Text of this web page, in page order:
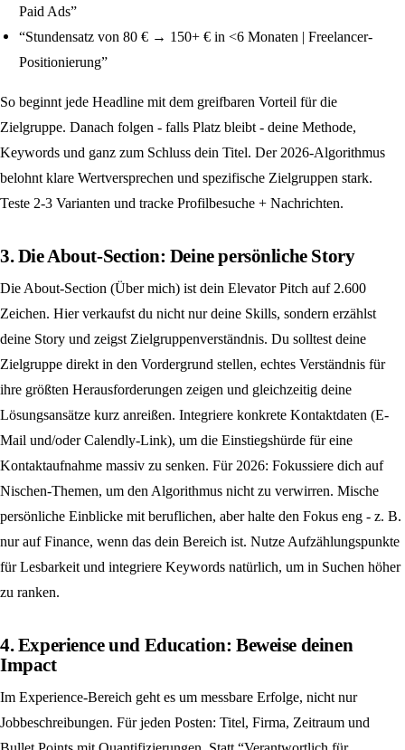
Paid Ads”
“Stundensatz von 80 € → 150+ € in <6 Monaten | Freelancer-
Positionierung”
So beginnt jede Headline mit dem greifbaren Vorteil für die
Zielgruppe. Danach folgen - falls Platz bleibt - deine Methode,
Keywords und ganz zum Schluss dein Titel. Der 2026-Algorithmus
belohnt klare Wertversprechen und spezifische Zielgruppen stark.
Teste 2-3 Varianten und tracke Profilbesuche + Nachrichten.
3. Die About-Section: Deine persönliche Story
Die About-Section (Über mich) ist dein Elevator Pitch auf 2.600
Zeichen. Hier verkaufst du nicht nur deine Skills, sondern erzählst
deine Story und zeigst Zielgruppenverständnis. Du solltest deine
Zielgruppe direkt in den Vordergrund stellen, echtes Verständnis für
ihre größten Herausforderungen zeigen und gleichzeitig deine
Lösungsansätze kurz anreißen. Integriere konkrete Kontaktdaten (E-
Mail und/oder Calendly-Link), um die Einstiegshürde für eine
Kontaktaufnahme massiv zu senken. Für 2026: Fokussiere dich auf
Nischen-Themen, um den Algorithmus nicht zu verwirren. Mische
persönliche Einblicke mit beruflichen, aber halte den Fokus eng - z. B.
nur auf Finance, wenn das dein Bereich ist. Nutze Aufzählungspunkte
für Lesbarkeit und integriere Keywords natürlich, um in Suchen höher
zu ranken.
4. Experience und Education: Beweise deinen
Impact
Im Experience-Bereich geht es um messbare Erfolge, nicht nur
Jobbeschreibungen. Für jeden Posten: Titel, Firma, Zeitraum und